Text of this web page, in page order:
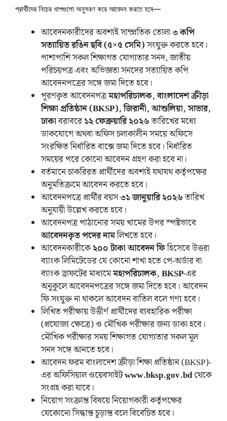
প্রার্থীদের নিচের ধাপগুলো অনুসরণ করে আবেদন করতে হবে—
আবেদনকারীদের অবশ্যই সাম্প্রতিক তোলা৩ কপি
সত্যায়িত রঙিন ছবি (৫×৫ সেমি)সংযুক্ত করতে হবে।
পাশাপাশি সকল শিক্ষাগত যোগ্যতার সনদ, জাতীয়
পরিচয়পত্র এবং অভিজ্ঞতা সনদের সত্যায়িত কপি
আবেদনপত্রের সঙ্গে জমা দিতে হবে।
পূরণকৃত আবেদনপত্রমহাপরিচালক, বাংলাদেশ ক্রীড়া
শিক্ষা প্রতিষ্ঠান (BKSP), জিরানী, আশুলিয়া, সাভার,
ঢাকাবরাবরে১২ ফেব্রুয়ারি ২০২৬তারিখের মধ্যে
ডাকযোগে অথবা অফিস চলাকালীন সময়ে অফিসে
সংরক্ষিত নির্ধারিত বাক্সে জমা দিতে হবে। নির্ধারিত
সময়ের পরে কোনো আবেদন গ্রহণ করা হবে না।
বর্তমানে চাকরিরত প্রার্থীদের অবশ্যই যথাযথ কর্তৃপক্ষের
অনুমতিক্রমে আবেদন করতে হবে।
আবেদনপত্রে প্রার্থীর বয়স৩১ জানুয়ারি ২০২৬তারিখ
অনুযায়ী উল্লেখ করতে হবে।
আবেদনপত্র পাঠানোর সময় খামের উপর স্পষ্টভাবে
আবেদনকৃত পদের নামলিখতে হবে।
আবেদনকারীকে২০০ টাকা আবেদন ফিহিসেবে উত্তরা
ব্যাংক লিমিটেডের যে কোনো শাখা হতে পে-অর্ডার বা
ব্যাংক ড্রাফটের মাধ্যমেমহাপরিচালক, BKSP-এর
অনুকূলে আবেদনপত্রের সঙ্গে জমা দিতে হবে। আবেদন
ফি সংযুক্ত না থাকলে আবেদন বাতিল বলে গণ্য হবে।
লিখিত পরীক্ষায় উত্তীর্ণ প্রার্থীদের ব্যবহারিক পরীক্ষা
(প্রযোজ্য ক্ষেত্রে) ও মৌখিক পরীক্ষার জন্য ডাকা হবে।
মৌখিক পরীক্ষার সময় শিক্ষাগত যোগ্যতার সকল মূল
সনদ সঙ্গে আনতে হবে।
আবেদন ফরম বাংলাদেশ ক্রীড়া শিক্ষা প্রতিষ্ঠান (BKSP)-
এর অফিসিয়াল ওয়েবসাইটwww.bksp.gov.bdথেকে
সংগ্রহ করা যাবে।
নিয়োগ সংক্রান্ত বিষয়ে নিয়োগকারী কর্তৃপক্ষের
যেকোনো সিদ্ধান্ত চূড়ান্ত বলে বিবেচিত হবে।